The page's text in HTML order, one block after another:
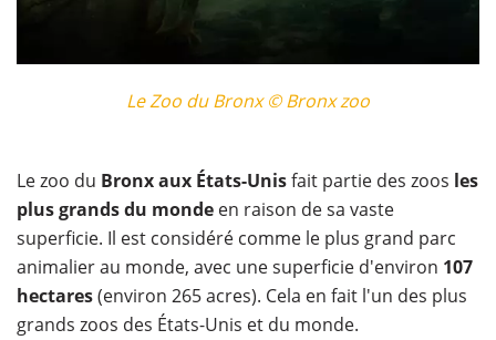
Le Zoo du Bronx © Bronx zoo
​Le zoo du Bronx aux États-Unisfait partie des zoos les
plus grands du monde en raison de sa vaste
superficie. Il est considéré comme le plus grand parc
animalier au monde, avec une superficie d'environ 107
hectares(environ 265 acres). Cela en fait l'un des plus
grands zoos des États-Unis et du monde.